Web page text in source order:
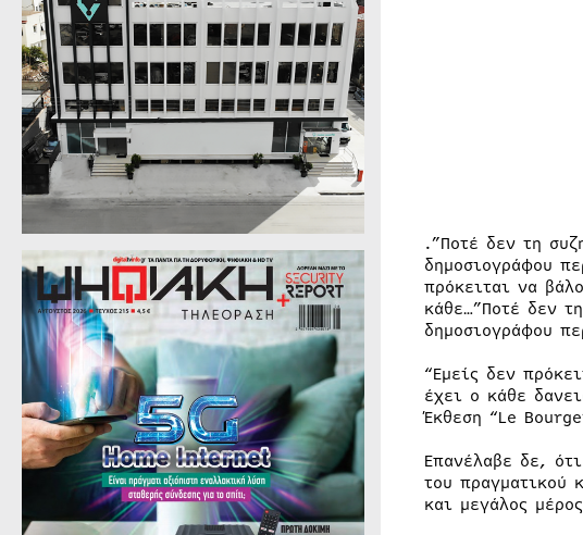
.”Ποτέ δεν τη
δημοσιογράφου
πρόκειται να
κάθε…”Ποτέ δεν
δημοσιογράφου
“Εμείς δεν
έχει ο κάθε
Έκθεση “Le
Επανέλαβε δε,
του πραγματικού
και μεγάλος